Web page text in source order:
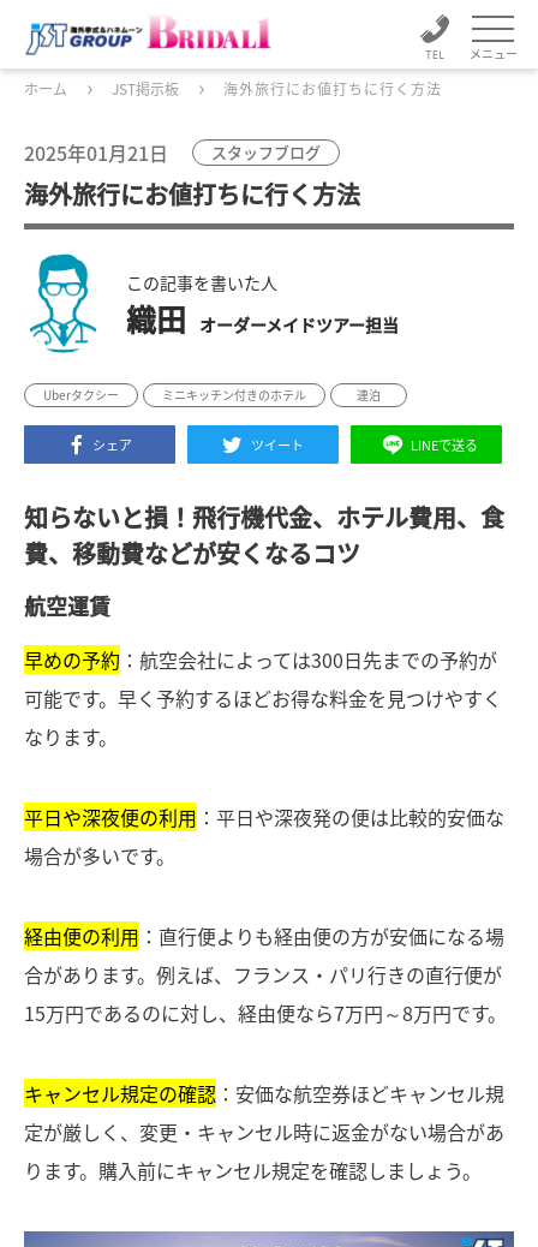
メニュー
ホーム JST掲示板 海外旅行にお値打ちに行く方法
2025年01月21日 スタッフブログ
海外旅行にお値打ちに行く方法
この記事を書いた人
織田 オーダーメイドツアー担当
Uberタクシー ミニキッチン付きのホテル 連泊
シェア ツイート LINEで送る
知らないと損！飛行機代金、ホテル費用、食
費、移動費などが安くなるコツ
航空運賃
早めの予約 ：航空会社によっては300日先までの予約が
可能です。早く予約するほどお得な料金を見つけやすく
なります。
平日や深夜便の利用 ：平日や深夜発の便は比較的安価な
場合が多いです。
経由便の利用 ：直行便よりも経由便の方が安価になる場
合があります。例えば、フランス・パリ行きの直行便が
15万円であるのに対し、経由便なら7万円～8万円です。
キャンセル規定の確認 ：安価な航空券ほどキャンセル規
定が厳しく、変更・キャンセル時に返金がない場合があ
ります。購入前にキャンセル規定を確認しましょう。